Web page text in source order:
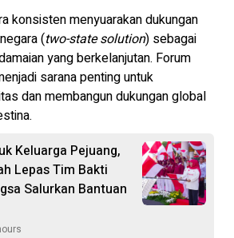
konsisten menyuarakan dukungan
(two-state solution) sebagai
yang berkelanjutan. Forum
sarana penting untuk
dan membangun dukungan global
Keluarga Pejuang,
Lepas Tim Bakti
Salurkan Bantuan